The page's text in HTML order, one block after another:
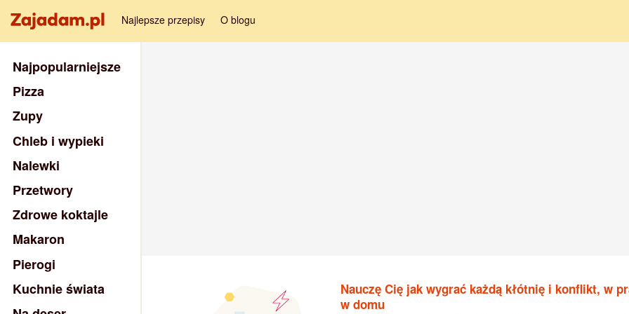
Najlepsze przepisy O blogu
Nauczę Cię jak wygrać każdą kłótnię i konflikt, w
w domu
Najpopularniejsze
Pizza
Zupy
Chleb i wypieki
Nalewki
Przetwory
Zdrowe koktajle
Makaron
Pierogi
Kuchnie świata